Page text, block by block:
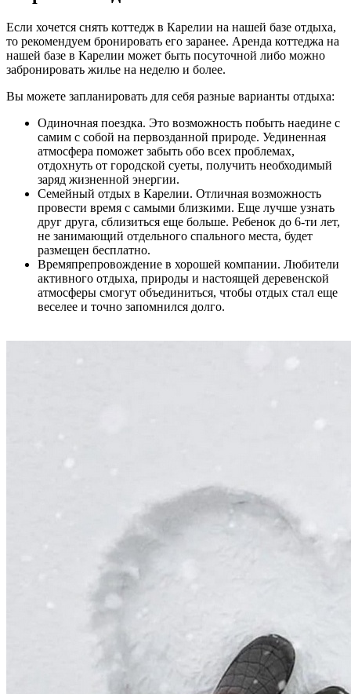
Если хочется снять коттедж в Карелии на нашей базе отдыха,
то рекомендуем бронировать его заранее. Аренда коттеджа на
нашей базе в Карелии может быть посуточной либо можно
забронировать жилье на неделю и более.
Вы можете запланировать для себя разные варианты отдыха:
Одиночная поездка. Это возможность побыть наедине с
самим с собой на первозданной природе. Уединенная
атмосфера поможет забыть обо всех проблемах,
отдохнуть от городской суеты, получить необходимый
заряд жизненной энергии.
Семейный отдых в Карелии. Отличная возможность
провести время с самыми близкими. Еще лучше узнать
друг друга, сблизиться еще больше. Ребенок до 6-ти лет,
не занимающий отдельного спального места, будет
размещен бесплатно.
Времяпрепровождение в хорошей компании. Любители
активного отдыха, природы и настоящей деревенской
атмосферы смогут объединиться, чтобы отдых стал еще
веселее и точно запомнился долго.